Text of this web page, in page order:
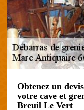
Obtenez un
votre cave et
Breuil Le Vert